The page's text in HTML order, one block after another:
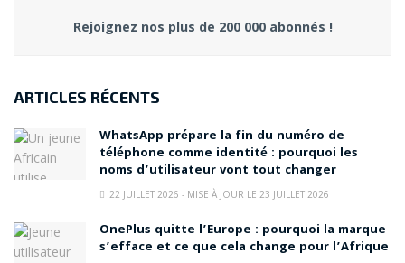
Rejoignez nos plus de 200 000 abonnés !
ARTICLES RÉCENTS
WhatsApp prépare la fin du numéro de
téléphone comme identité : pourquoi les
noms d’utilisateur vont tout changer
22 JUILLET 2026 - MISE À JOUR LE 23 JUILLET 2026
OnePlus quitte l’Europe : pourquoi la marque
s’efface et ce que cela change pour l’Afrique